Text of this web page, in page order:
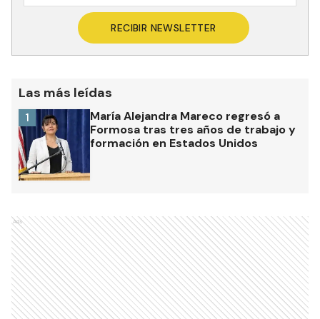
RECIBIR NEWSLETTER
Las más leídas
María Alejandra Mareco regresó a
Formosa tras tres años de trabajo y
formación en Estados Unidos
1
Ads